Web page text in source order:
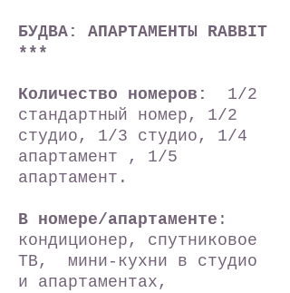
БУДВА: АПАРТАМЕНТЫ RABBIT
***
Количество номеров:
1/2
стандартный номер, 1/2
студио, 1/3 студио, 1/4
апартамент , 1/5
апартамент.
В номере/апартаменте :
кондиционер, спутниковое
ТВ, мини-кухни в студио
и апартаментах,